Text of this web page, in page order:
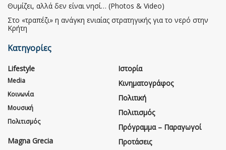
Θυμίζει, αλλά δεν είναι νησί… (Photos & Video)
Στο «τραπέζι» η ανάγκη ενιαίας στρατηγικής για το νερό στην
Κρήτη
Κατηγορίες
Lifestyle
Media
Κοινωνία
Μουσική
Πολιτισμός
Magna Grecia
Ιστορία
Κινηματογράφος
Πολιτική
Πολιτισμός
Πρόγραμμα – Παραγωγοί
Προτάσεις